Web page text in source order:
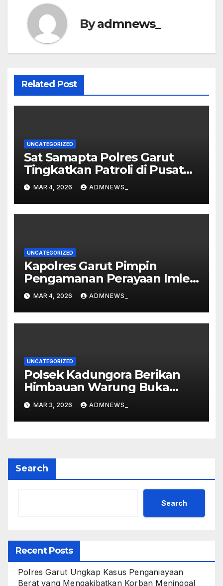
Byadmnews_
Related Post
UNCATEGORIZED
Sat Samapta Polres Garut
Tingkatkan Patroli di Pusat
Perbelanjaan
MAR 4, 2026 ADMNEWS_
UNCATEGORIZED
Kapolres Garut Pimpin
Pengamanan Perayaan Imlek
dan Malam Cap Go Meh
2577/2026 di Vihara Dharma
Loka
MAR 4, 2026 ADMNEWS_
UNCATEGORIZED
Polsek Kadungora Berikan
Himbauan Warung Buka
Siang Hari
MAR 3, 2026 ADMNEWS_
Search
Search
Recent Posts
Polres Garut Ungkap Kasus Penganiayaan
Berat yang Mengakibatkan Korban Meninggal